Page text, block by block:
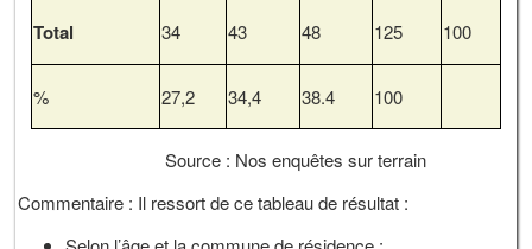
Total 34 43 48 125 100
% 27,2 34,4 38.4 100
Source : Nos enquêtes sur terrain
Commentaire : Il ressort de ce tableau de résultat :